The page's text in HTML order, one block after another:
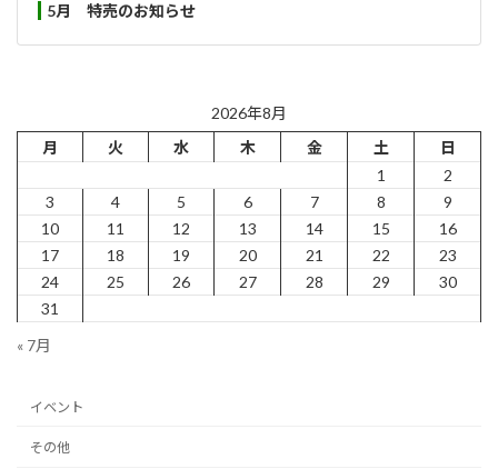
5月 特売のお知らせ
2026年8月
月
火 水 木 金 土
日
1
2
3
4 5 6 7 8
9
10
11 12 13 14 15
16
17
18 19 20 21 22
23
24
25 26 27 28 29
30
31
« 7月
イベント
その他